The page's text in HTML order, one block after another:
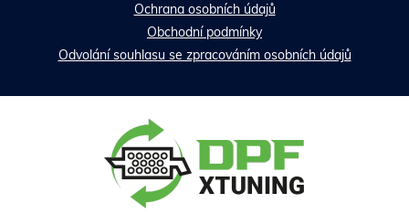
Ochrana osobních údajů
Obchodní podmínky
Odvolání souhlasu se zpracováním osobních údajů